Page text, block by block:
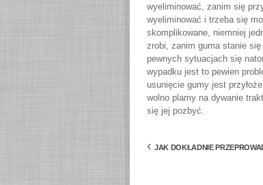
wyeliminować, zanim się
wyeliminować i trzeba się
skomplikowane, niemniej
zrobi, zanim guma stanie
pewnych sytuacjach się
wypadku jest to pewien
usunięcie gumy jest
wolno plamy na dywanie
się jej pozbyć.
‹ JAK DOKŁADNIE